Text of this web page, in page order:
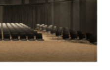
ingenti i danni